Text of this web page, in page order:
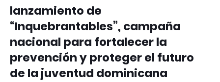
lanzamiento de
“Inquebrantables”, campaña
nacional para fortalecer la
prevención y proteger el futuro
de la juventud dominicana